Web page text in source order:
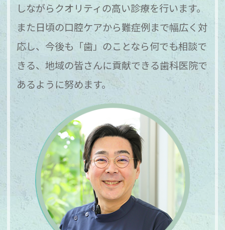
しながらクオリティの高い診療を行います。
また日頃の口腔ケアから難症例まで幅広く対
応し、今後も「歯」のことなら何でも相談で
きる、地域の皆さんに貢献できる歯科医院で
あるように努めます。